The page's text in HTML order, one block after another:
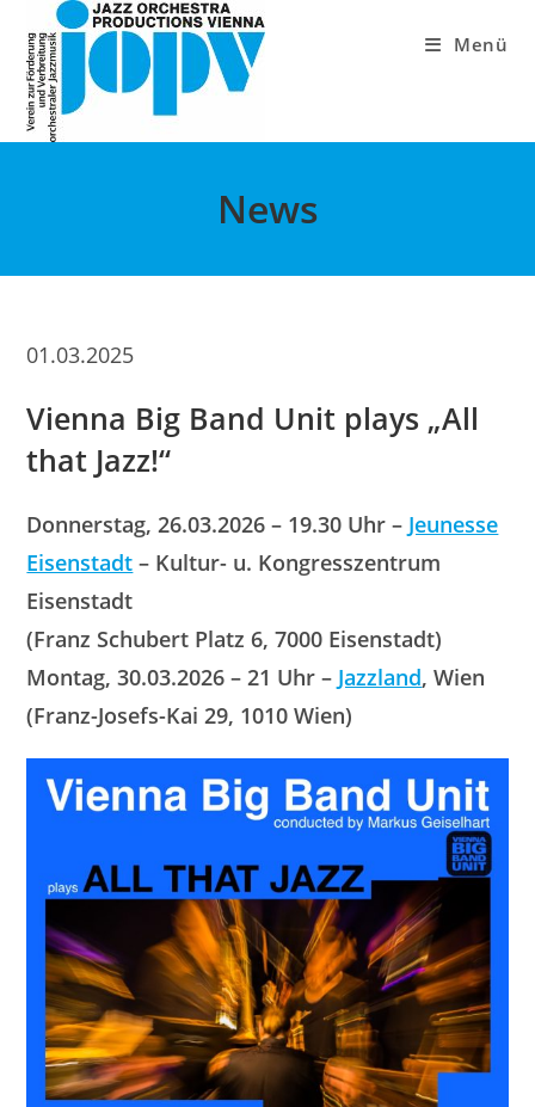
Inhalt
springen
Menü
News
01.03.2025
Vienna Big Band Unit plays „All
that Jazz!“
Donnerstag, 26.03.2026 – 19.30 Uhr – Jeunesse
Eisenstadt – Kultur- u. Kongresszentrum
Eisenstadt
(Franz Schubert Platz 6, 7000 Eisenstadt)
Montag, 30.03.2026 – 21 Uhr – Jazzland, Wien
(Franz-Josefs-Kai 29, 1010 Wien)